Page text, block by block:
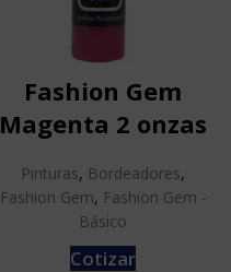
Fashion Gem
Magenta 2 onzas
Pinturas, Bordeadores,
Fashion Gem, Fashion Gem -
Básico
Cotizar